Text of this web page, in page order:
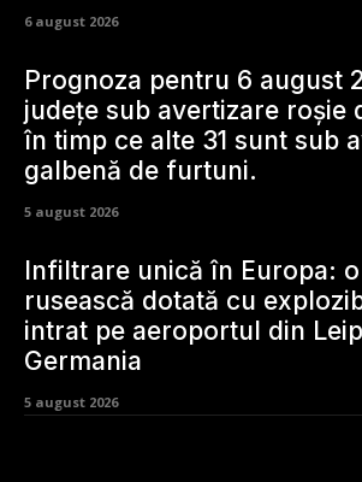
6 august 2026
Prognoza pentru 6 august
județe sub avertizare roșie
în timp ce alte 31 sunt sub
galbenă de furtuni.
5 august 2026
Infiltrare unică în Europa:
rusească dotată cu
intrat pe aeroportul din
Germania
5 august 2026